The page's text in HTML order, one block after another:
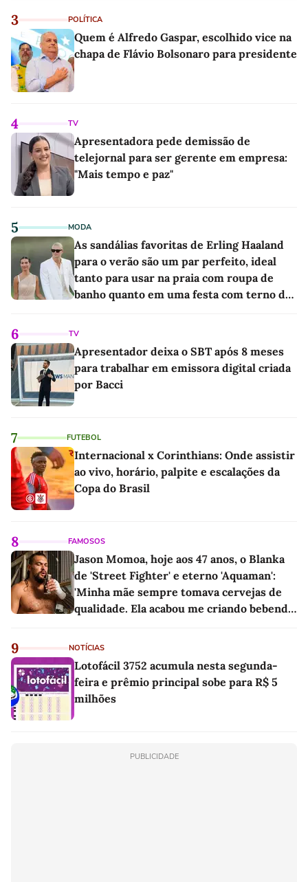
3 POLÍTICA
Quem é Alfredo Gaspar, escolhido vice na
chapa de Flávio Bolsonaro para presidente
4 TV
Apresentadora pede demissão de
telejornal para ser gerente em empresa:
"Mais tempo e paz"
5 MODA
As sandálias favoritas de Erling Haaland
para o verão são um par perfeito, ideal
tanto para usar na praia com roupa de
banho quanto em uma festa com terno de
6 TV
Apresentador deixa o SBT após 8 meses
para trabalhar em emissora digital criada
por Bacci
7 FUTEBOL
Internacional x Corinthians: Onde assistir
ao vivo, horário, palpite e escalações da
Copa do Brasil
8 FAMOSOS
Jason Momoa, hoje aos 47 anos, o Blanka
de 'Street Fighter' e eterno 'Aquaman':
'Minha mãe sempre tomava cervejas de
qualidade. Ela acabou me criando bebendo
9 NOTÍCIAS
Lotofácil 3752 acumula nesta segunda-
feira e prêmio principal sobe para R$ 5
milhões
PUBLICIDADE